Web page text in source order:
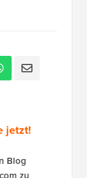
jetzt!
Blog